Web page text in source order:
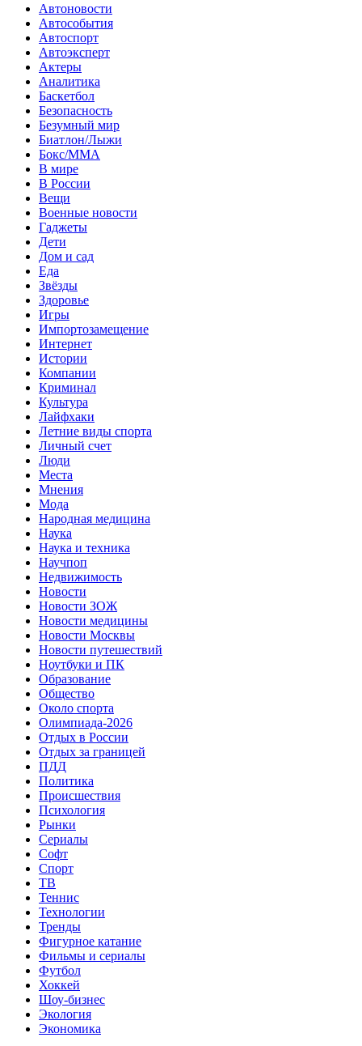
Автоновости
Автособытия
Автоспорт
Автоэксперт
Актеры
Аналитика
Баскетбол
Безопасность
Безумный мир
Биатлон/Лыжи
Бокс/MMA
В мире
В России
Вещи
Военные новости
Гаджеты
Дети
Дом и сад
Еда
Звёзды
Здоровье
Игры
Импортозамещение
Интернет
Истории
Компании
Криминал
Культура
Лайфхаки
Летние виды спорта
Личный счет
Люди
Места
Мнения
Мода
Народная медицина
Наука
Наука и техника
Научпоп
Недвижимость
Новости
Новости ЗОЖ
Новости медицины
Новости Москвы
Новости путешествий
Ноутбуки и ПК
Образование
Общество
Около спорта
Олимпиада-2026
Отдых в России
Отдых за границей
ПДД
Политика
Происшествия
Психология
Рынки
Сериалы
Софт
Спорт
ТВ
Теннис
Технологии
Тренды
Фигурное катание
Фильмы и сериалы
Футбол
Хоккей
Шоу-бизнес
Экология
Экономика